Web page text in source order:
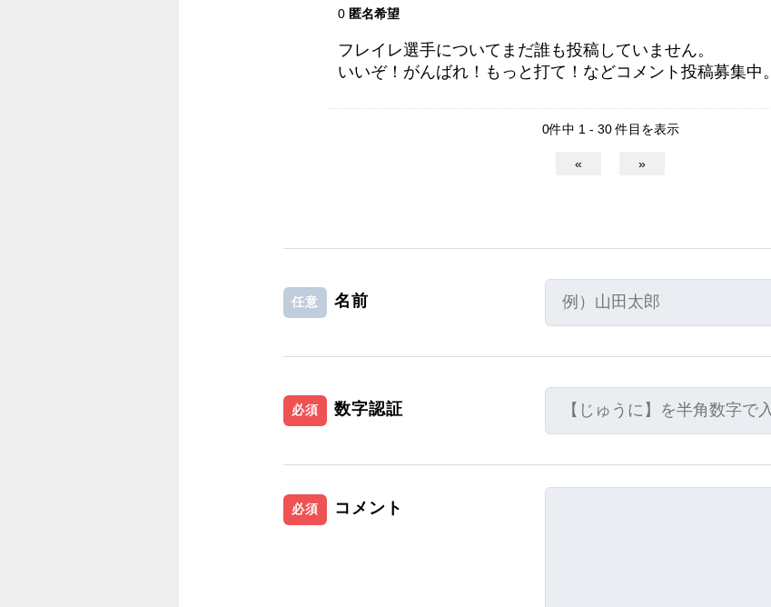
0 匿名希望
フレイレ選手についてまだ誰も投稿していません。
いいぞ！がんばれ！もっと打て！などコメント投稿募集中。
0件中 1 - 30 件目を表示
« »
任意 名前
必須 数字認証
必須 コメント